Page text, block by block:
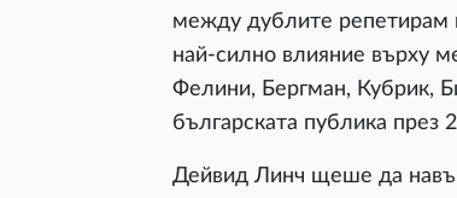
между дублите репетирам
най-силно влияние върху
Фелини, Бергман, Кубрик,
българската публика през
Дейвид Линч щеше да